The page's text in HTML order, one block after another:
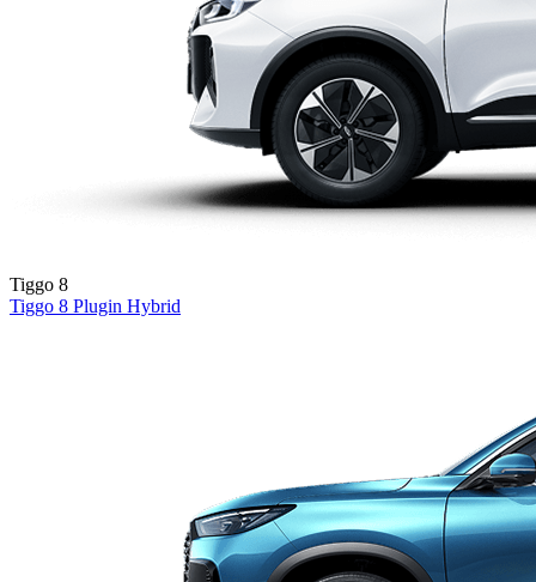
Tiggo 8
Tiggo 8 Plugin Hybrid